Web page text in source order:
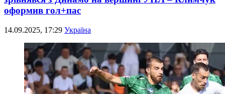
оформив гол+пас
14.09.2025, 17:29 Україна